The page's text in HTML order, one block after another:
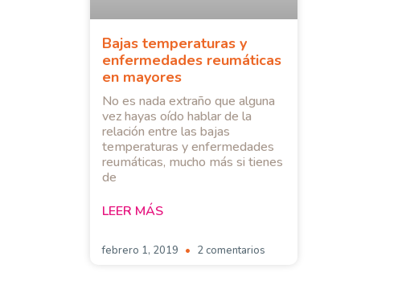
Bajas temperaturas y
enfermedades reumáticas
en mayores
No es nada extraño que alguna
vez hayas oído hablar de la
relación entre las bajas
temperaturas y enfermedades
reumáticas, mucho más si tienes
de
LEER MÁS
febrero 1, 2019 2 comentarios